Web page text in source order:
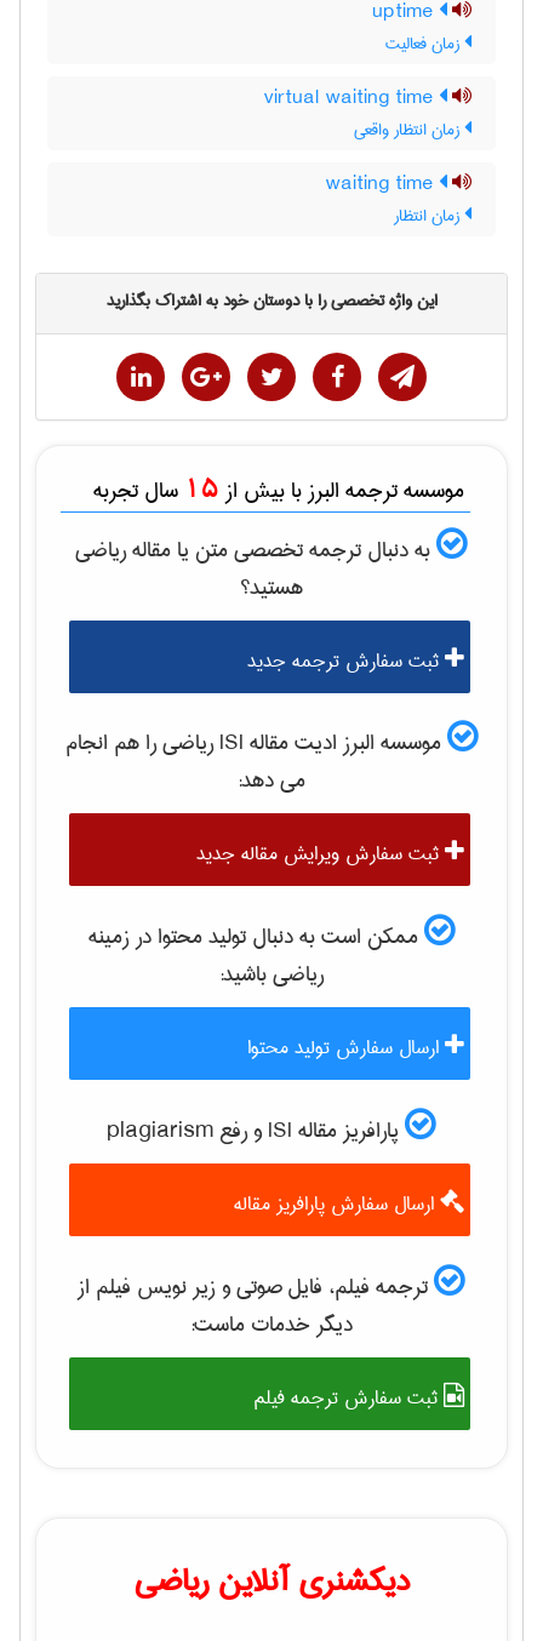
زمان فعالیت
زمان انتظار واقعی
زمان انتظار
این واژه تخصصی را با دوستان خود به اشتراک بگذارید
موسسه ترجمه البرز با بیش از 15 سال تجربه
به دنبال ترجمه تخصصی متن یا مقالهرياضی
هستید؟
ثبت سفارش ترجمه جدید
موسسه البرز ادیت مقاله ISI رياضیرا هم انجام
می دهد:
ثبت سفارش ویرایش مقاله جدید
ممکن است به دنبال تولید محتوا در زمینه
رياضیباشید:
ارسال سفارش تولید محتوا
پارافریز مقاله ISI و رفع plagiarism
ارسال سفارش پارافریز مقاله
ترجمه فیلم، فایل صوتی و زیر نویس فیلم از
دیگر خدمات ماست:
ثبت سفارش ترجمه فیلم
دیکشنری آنلاین ریاضی